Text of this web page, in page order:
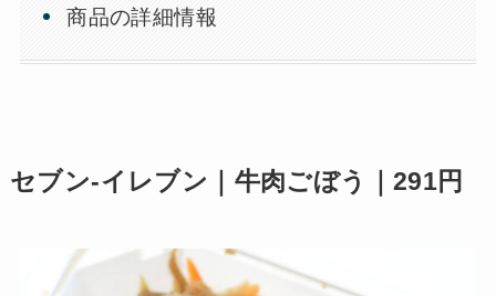
商品の詳細情報
セブン-イレブン｜牛肉ごぼう｜291円